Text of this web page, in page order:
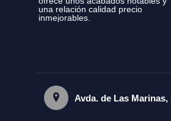
una relación calidad precio
inmejorables.
Avda. de Las Marinas,